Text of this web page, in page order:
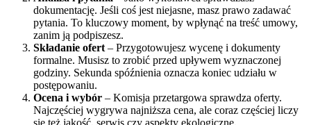
dokumentację. Jeśli coś jest niejasne, masz prawo zadawać
pytania. To kluczowy moment, by wpłynąć na treść umowy,
zanim ją podpiszesz.
Składanie ofert – Przygotowujesz wycenę i dokumenty
formalne. Musisz to zrobić przed upływem wyznaczonej
godziny. Sekunda spóźnienia oznacza koniec udziału w
postępowaniu.
Ocena i wybór – Komisja przetargowa sprawdza oferty.
Najczęściej wygrywa najniższa cena, ale coraz częściej liczy
się też jakość, serwis czy aspekty ekologiczne.